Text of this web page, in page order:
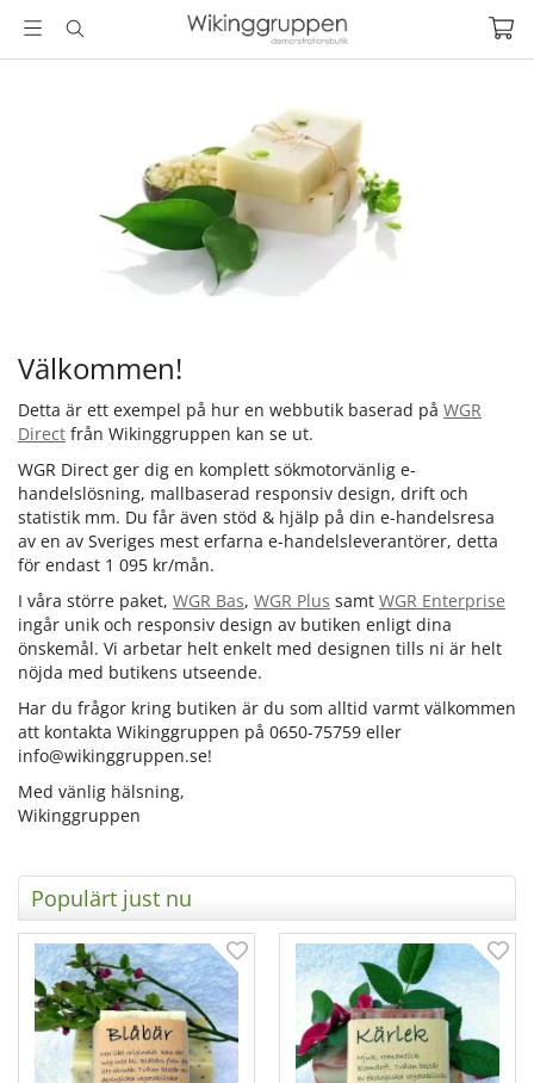
Välkommen!
Detta är ett exempel på hur en webbutik baserad på WGR
Direct från Wikinggruppen kan se ut.
WGR Direct ger dig en komplett sökmotorvänlig e-
handelslösning, mallbaserad responsiv design, drift och
statistik mm. Du får även stöd & hjälp på din e-handelsresa
av en av Sveriges mest erfarna e-handelsleverantörer, detta
för endast 1 095 kr/mån.
I våra större paket, WGR Bas, WGR Plus samt WGR Enterprise
ingår unik och responsiv design av butiken enligt dina
önskemål. Vi arbetar helt enkelt med designen tills ni är helt
nöjda med butikens utseende.
Har du frågor kring butiken är du som alltid varmt välkommen
att kontakta Wikinggruppen på 0650-75759 eller
info@wikinggruppen.se!
Med vänlig hälsning,
Wikinggruppen
Populärt just nu